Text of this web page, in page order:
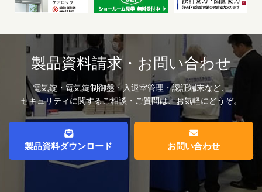
製品資料請求・お問い合わせ
電気錠・電気錠制御盤・入退室管理・認証端末など、
セキュリティに関するご相談・ご質問は、お気軽にどうぞ。
製品資料ダウンロード お問い合わせ